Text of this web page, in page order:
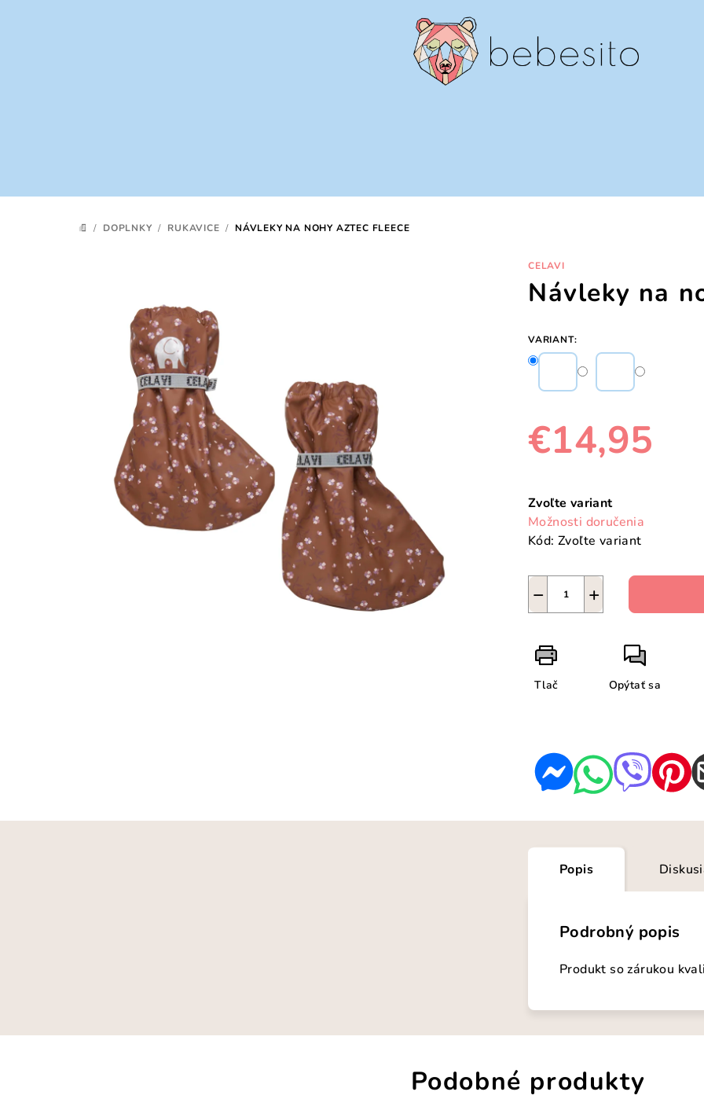
DOMOV
/ DOPLNKY / RUKAVICE / NÁVLEKY NA NOHY AZTEC FLEECE
CELAVI
Návleky na
VARIANT:
€14,95
cena:
Zvoľte variant
Možnosti doručenia
Kód: Zvoľte variant
+
−
Tlač Opýtať sa
Popis
Podrobný popis
Produkt so zárukou
Podobné produkty